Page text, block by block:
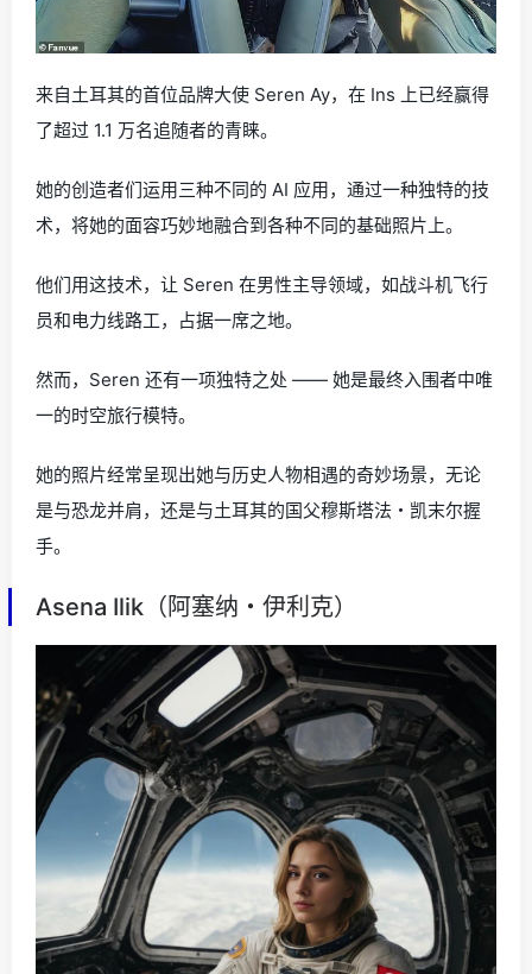
来自土耳其的首位品牌大使 Seren Ay，在 Ins 上已经赢得
了超过 1.1 万名追随者的青睐。
她的创造者们运用三种不同的 AI 应用，通过一种独特的技
术，将她的面容巧妙地融合到各种不同的基础照片上。
他们用这技术，让 Seren 在男性主导领域，如战斗机飞行
员和电力线路工，占据一席之地。
然而，Seren 还有一项独特之处 —— 她是最终入围者中唯
一的时空旅行模特。
她的照片经常呈现出她与历史人物相遇的奇妙场景，无论
是与恐龙并肩，还是与土耳其的国父穆斯塔法・凯末尔握
手。
Asena Ilik（阿塞纳・伊利克）